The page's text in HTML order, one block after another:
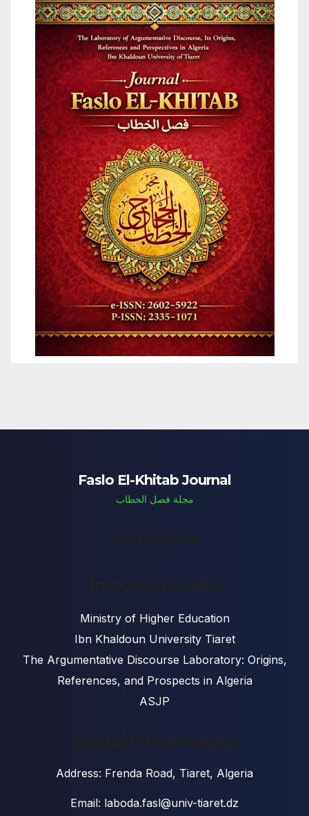
Faslo El-Khitab Journal
مجلة فصل الخطاب
Contact Us
Important Links
Ministry of Higher Education
Ibn Khaldoun University Tiaret
The Argumentative Discourse Laboratory: Origins,
References, and Prospects in Algeria
ASJP
Contact Information
Address: Frenda Road, Tiaret, Algeria
Email: laboda.fasl@univ-tiaret.dz